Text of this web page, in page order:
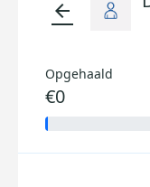
arrow_back
Opgehaald
€0